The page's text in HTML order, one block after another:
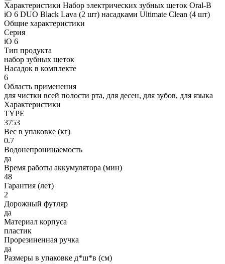
Характеристики Набор электрических зубных щеток Oral-B
iO 6 DUO Black Lava (2 шт) насадками Ultimate Clean (4 шт)
Общие характеристики
Серия
iO 6
Тип продукта
набор зубных щеток
Насадок в комплекте
6
Область применения
для чистки всей полости рта, для десен, для зубов, для языка
Характеристики
TYPE
3753
Вес в упаковке (кг)
0.7
Водонепроницаемость
да
Время работы аккумулятора (мин)
48
Гарантия (лет)
2
Дорожный футляр
да
Материал корпуса
пластик
Прорезиненная ручка
да
Размеры в упаковке д*ш*в (см)